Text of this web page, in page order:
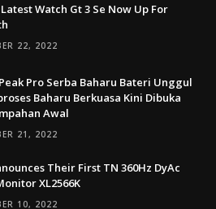
Watch Gt 3 Se Now Up For
22, 2022
Pro Serba Baharu Bateri Unggul
Baharu Berkuasa Kini Dibuka
Awal
21, 2022
Their First TN 360Hz DyAc
XL2566K
10, 2022